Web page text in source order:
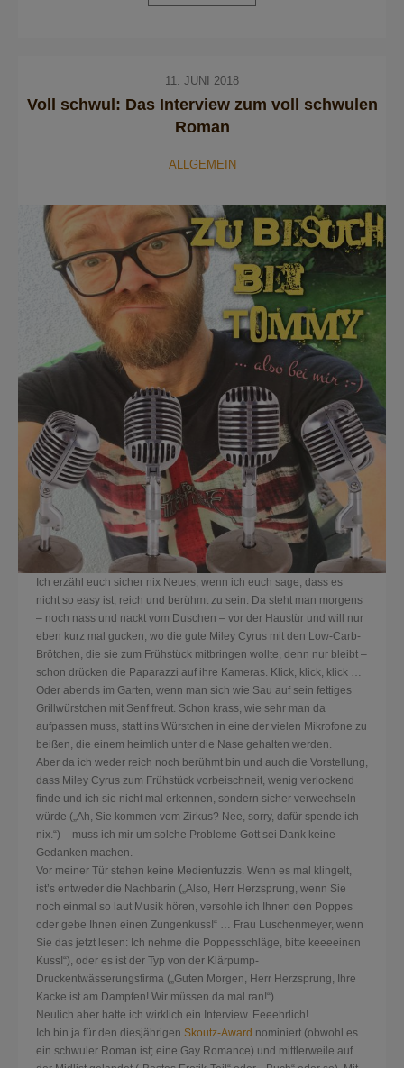
11. JUNI 2018
Voll schwul: Das Interview zum voll schwulen
Roman
ALLGEMEIN
Ich erzähl euch sicher nix Neues, wenn ich euch sage, dass es
nicht so easy ist, reich und berühmt zu sein. Da steht man morgens
– noch nass und nackt vom Duschen – vor der Haustür und will nur
eben kurz mal gucken, wo die gute Miley Cyrus mit den Low-Carb-
Brötchen, die sie zum Frühstück mitbringen wollte, denn nur bleibt –
schon drücken die Paparazzi auf ihre Kameras. Klick, klick, klick …
Oder abends im Garten, wenn man sich wie Sau auf sein fettiges
Grillwürstchen mit Senf freut. Schon krass, wie sehr man da
aufpassen muss, statt ins Würstchen in eine der vielen Mikrofone zu
beißen, die einem heimlich unter die Nase gehalten werden.
Aber da ich weder reich noch berühmt bin und auch die Vorstellung,
dass Miley Cyrus zum Frühstück vorbeischneit, wenig verlockend
finde und ich sie nicht mal erkennen, sondern sicher verwechseln
würde („Ah, Sie kommen vom Zirkus? Nee, sorry, dafür spende ich
nix.“) – muss ich mir um solche Probleme Gott sei Dank keine
Gedanken machen.
Vor meiner Tür stehen keine Medienfuzzis. Wenn es mal klingelt,
ist’s entweder die Nachbarin („Also, Herr Herzsprung, wenn Sie
noch einmal so laut Musik hören, versohle ich Ihnen den Poppes
oder gebe Ihnen einen Zungenkuss!“ … Frau Luschenmeyer, wenn
Sie das jetzt lesen: Ich nehme die Poppesschläge, bitte keeeeinen
Kuss!“), oder es ist der Typ von der Klärpump-
Druckentwässerungsfirma („Guten Morgen, Herr Herzsprung, Ihre
Kacke ist am Dampfen! Wir müssen da mal ran!“).
Neulich aber hatte ich wirklich ein Interview. Eeeehrlich!
Ich bin ja für den diesjährigen Skoutz-Award nominiert (obwohl es
ein schwuler Roman ist; eine Gay Romance) und mittlerweile auf